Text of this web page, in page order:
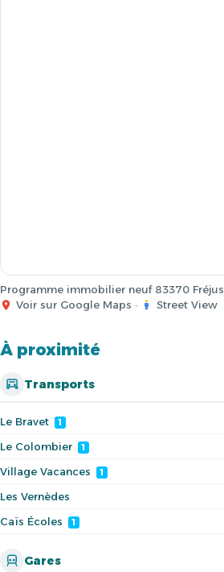
Programme immobilier neuf 83370 Fréjus
Voir sur Google Maps · Street View
À proximité
Transports
Le Bravet 1
Le Colombier 1
Village Vacances 1
Les Vernèdes
Caïs Écoles 1
Gares